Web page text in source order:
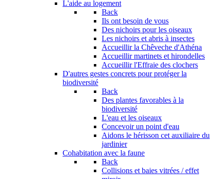
L'aide au logement
Back
Ils ont besoin de vous
Des nichoirs pour les oiseaux
Les nichoirs et abris à insectes
Accueillir la Chêveche d'Athéna
Accueillir martinets et hirondelles
Accueillir l'Effraie des clochers
D'autres gestes concrets pour protéger la
biodiversité
Back
Des plantes favorables à la
biodiversité
L'eau et les oiseaux
Concevoir un point d'eau
Aidons le hérisson cet auxiliaire du
jardinier
Cohabitation avec la faune
Back
Collisions et baies vitrées / effet